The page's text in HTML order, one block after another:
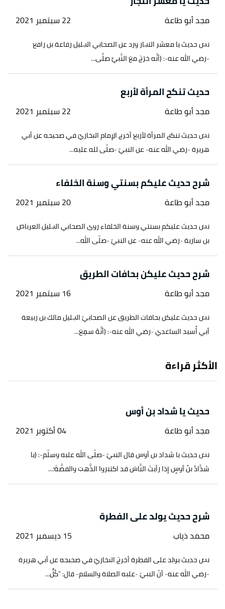
↑مازن بن محمد بن عيسى،
الإيمان باليوم الآخر وأثره
على الفرد والمجتمع
↑مازن بن محمد بن عيسى،الإيمان باليوم الآخر وأثره
على الفرد والمجتمع، صفحة 38. بتصرّف.
↑عبد المحسن العباد،شرح الأربعين النووية
جزء 5. بتصرّف.
↑عبد العزيز بن محمد آل عبد اللطيف،التوحيد للناشئة
والمبتدئين، صفحة 100. بتصرّف.
↑ابن عثيمين،شرح العقيدة الواسطية
، صفحة 70، جزء
1. بتصرّف.
مجد أبو طاعة 22 سبتمبر 2021
نص حديث يا معشر التجار ورد عن الصحابي الجليل رفاعة بن رافع
-رضي الله عنه-: (أنَّه خرَجَ معَ النَّبيِّ صلَّى...
حديث تنكح المرأة لأربع
مجد أبو طاعة 22 سبتمبر 2021
نص حديث تنكح المرأة لأربع أخرج الإمام البخاريّ في صحيحه عن أبي
هريرة -رضي الله عنه- عن النبيّ -صلّى لله عليه...
شرح حديث عليكم بسنتي وسنة الخلفاء
مجد أبو طاعة 20 سبتمبر 2021
نص حديث عليكم بسنتي وسنة الخلفاء روى الصحابي الجليل العرباض
بن سارية -رضي الله عنه- عن النبيّ -صلّى الله...
شرح حديث عليكن بحافات الطريق
مجد أبو طاعة 16 سبتمبر 2021
نص حديث عليكن بحافات الطريق عن الصحابيّ الجليل مالك بن ربيعة
أبي أُسيد الساعدي -رضي الله عنه-: (أنَّهُ سمِعَ...
الأكثر قراءة
حديث يا شداد بن أوس
مجد أبو طاعة 04 أكتوبر 2021
نص حديث يا شداد بن أوس قال النبيّ -صلّى الله عليه وسلّم-: (يا
شدَّادُ بنُ أوسٍ إذا رأيتَ النَّاسَ قد اكتنزوا الذَّهبَ والفضَّةَ؛...
شرح حديث يولد على الفطرة
محمد ذياب 15 ديسمبر 2021
نص حديث يولد على الفطرة أخرجَ البخاريّ في صحيحه عن أبي هريرة
-رضي الله عنه- أنّ النبيّ -عليه الصلاة والسلام- قال: "كُلُّ...